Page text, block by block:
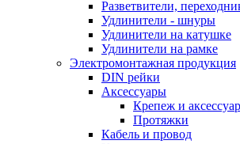
Разветвители,
Удлинители - шнуры
Удлинители на катушке
Удлинители на рамке
Электромонтажная продукция
DIN рейки
Аксессуары
Крепеж и
Протяжки
Кабель и провод